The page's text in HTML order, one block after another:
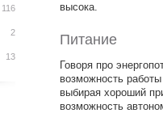
высока.
Питание
Говоря про
возможность
выбирая хороший
возможность
116
2
13